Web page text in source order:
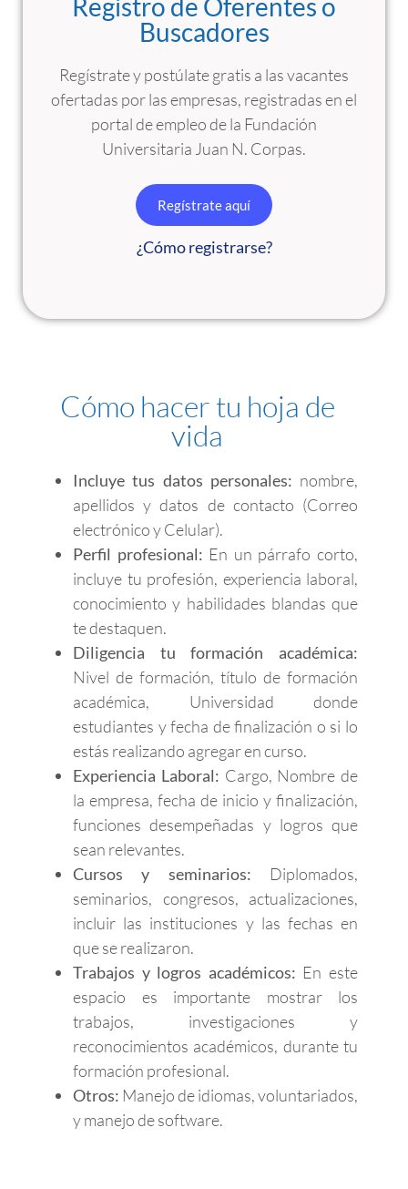
Registro de Oferentes o
Buscadores
Regístrate y postúlate gratis a las vacantes
ofertadas por las empresas, registradas en el
portal de empleo de la Fundación
Universitaria Juan N. Corpas.
Regístrate aquí
¿Cómo registrarse?
Cómo hacer tu hoja de
vida
Incluye tus datos personales: nombre,
apellidos y datos de contacto (Correo
electrónico y Celular).
Perfil profesional: En un párrafo corto,
incluye tu profesión, experiencia laboral,
conocimiento y habilidades blandas que
te destaquen.
Diligencia tu formación académica:
Nivel de formación, título de formación
académica, Universidad donde
estudiantes y fecha de finalización o si lo
estás realizando agregar en curso.
Experiencia Laboral: Cargo, Nombre de
la empresa, fecha de inicio y finalización,
funciones desempeñadas y logros que
sean relevantes.
Cursos y seminarios: Diplomados,
seminarios, congresos, actualizaciones,
incluir las instituciones y las fechas en
que se realizaron.
Trabajos y logros académicos: En este
espacio es importante mostrar los
trabajos, investigaciones y
reconocimientos académicos, durante tu
formación profesional.
Otros: Manejo de idiomas, voluntariados,
y manejo de software.